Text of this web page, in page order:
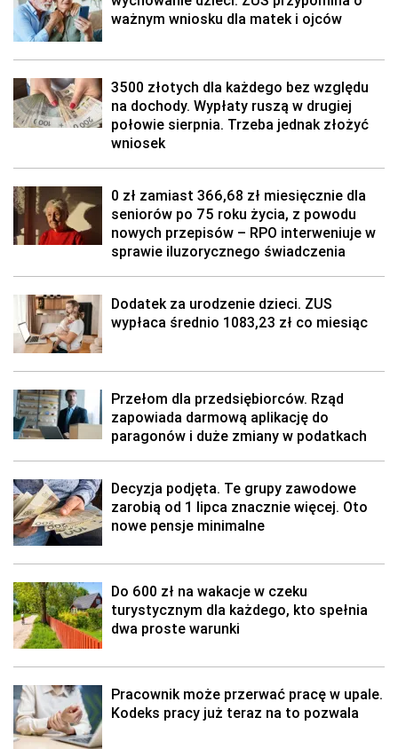
ważnym wniosku dla matek i ojców
3500 złotych dla każdego bez względu
na dochody. Wypłaty ruszą w drugiej
połowie sierpnia. Trzeba jednak złożyć
wniosek
0 zł zamiast 366,68 zł miesięcznie dla
seniorów po 75 roku życia, z powodu
nowych przepisów – RPO interweniuje w
sprawie iluzorycznego świadczenia
Dodatek za urodzenie dzieci. ZUS
wypłaca średnio 1083,23 zł co miesiąc
Przełom dla przedsiębiorców. Rząd
zapowiada darmową aplikację do
paragonów i duże zmiany w podatkach
Decyzja podjęta. Te grupy zawodowe
zarobią od 1 lipca znacznie więcej. Oto
nowe pensje minimalne
Do 600 zł na wakacje w czeku
turystycznym dla każdego, kto spełnia
dwa proste warunki
Pracownik może przerwać pracę w upale.
Kodeks pracy już teraz na to pozwala